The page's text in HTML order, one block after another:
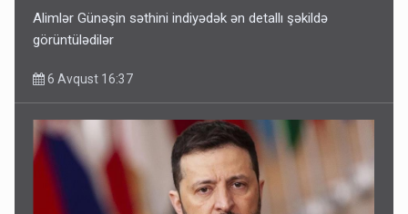
Alimlər Günəşin səthini indiyədək ən detallı şəkildə
görüntülədilər
6 Avqust 16:37